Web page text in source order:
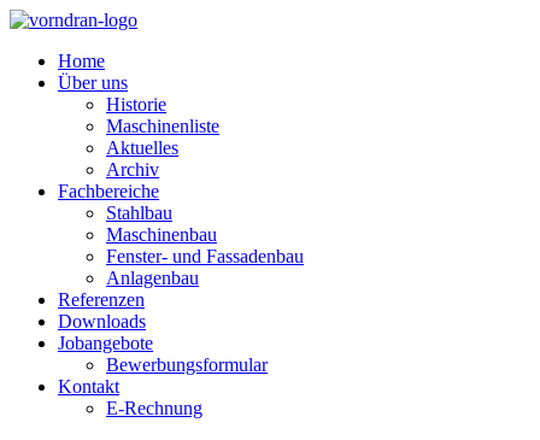
Home
Über uns
Historie
Maschinenliste
Aktuelles
Archiv
Fachbereiche
Stahlbau
Maschinenbau
Fenster- und Fassadenbau
Anlagenbau
Referenzen
Downloads
Jobangebote
Bewerbungsformular
Kontakt
E-Rechnung